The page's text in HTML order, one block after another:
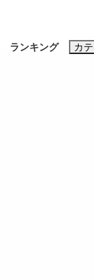
ランキング カ